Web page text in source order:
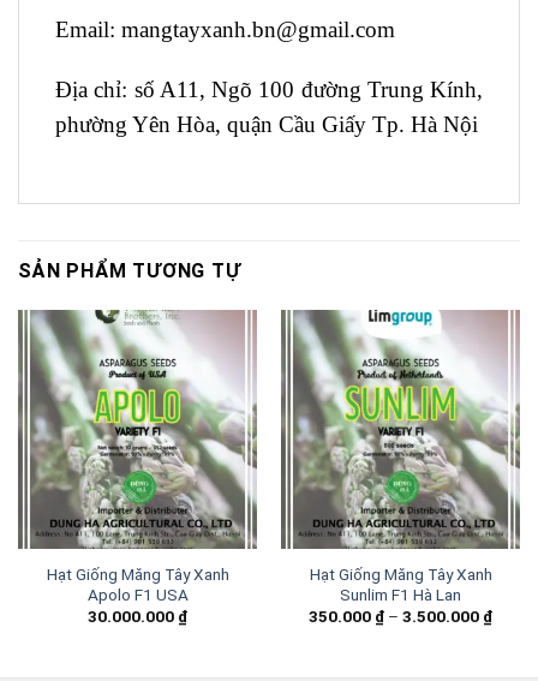
Email: mangtayxanh.bn@gmail.com
Địa chỉ: số A11, Ngõ 100 đường Trung Kính,
phường Yên Hòa, quận Cầu Giấy Tp. Hà Nội
SẢN PHẨM TƯƠNG TỰ
Hạt Giống Măng Tây Xanh
Apolo F1 USA
30.000.000 ₫
Hạt Giống Măng Tây Xanh
Sunlim F1 Hà Lan
350.000 ₫ – 3.500.000 ₫